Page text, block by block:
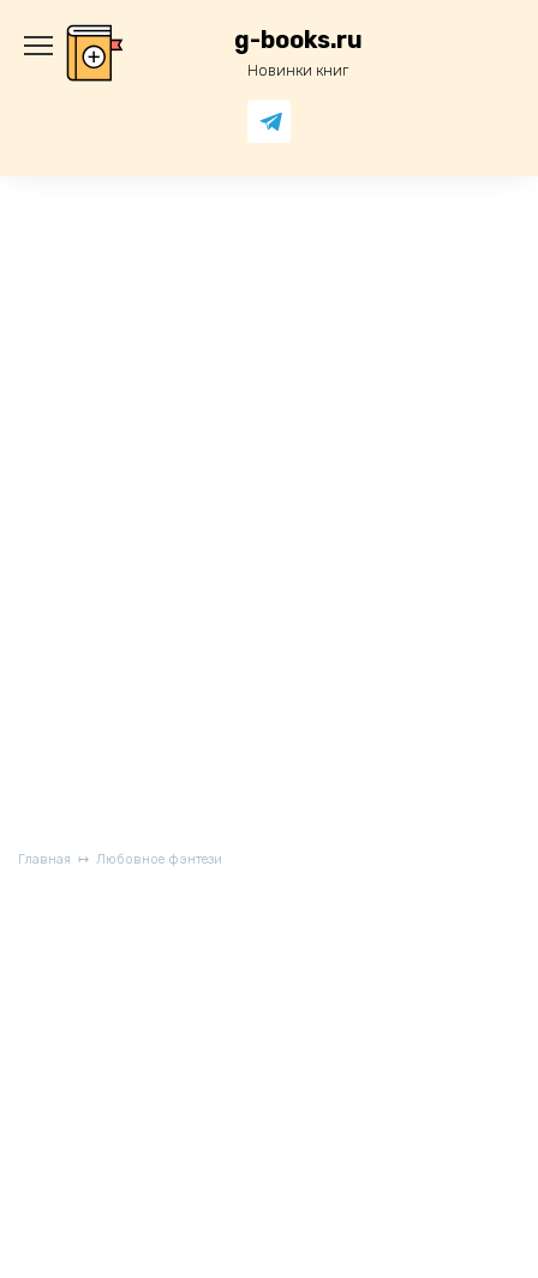
содержанию
g-books.ru
Новинки книг
Главная Любовное фэнтези